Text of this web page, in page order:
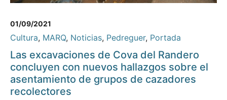
01/09/2021
Cultura, MARQ, Noticias, Pedreguer, Portada
Las excavaciones de Cova del Randero
concluyen con nuevos hallazgos sobre el
asentamiento de grupos de cazadores
recolectores